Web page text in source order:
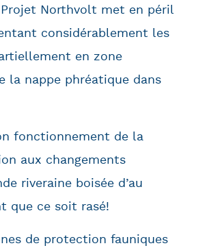
Northvolt met en péril
considérablement les
en zone
la nappe phréatique dans
fonctionnement de la
aux changements
riveraine boisée d’au
que ce soit rasé!
de protection fauniques